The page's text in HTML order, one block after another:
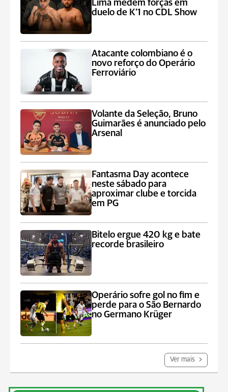
Lima medem forças em
duelo de K’1 no CDL Show
Atacante colombiano é o
novo reforço do Operário
Ferroviário
Volante da Seleção, Bruno
Guimarães é anunciado pelo
Arsenal
Fantasma Day acontece
neste sábado para
aproximar clube e torcida
em PG
Bitelo ergue 420 kg e bate
recorde brasileiro
Operário sofre gol no fim e
perde para o São Bernardo
no Germano Krüger
Ver mais